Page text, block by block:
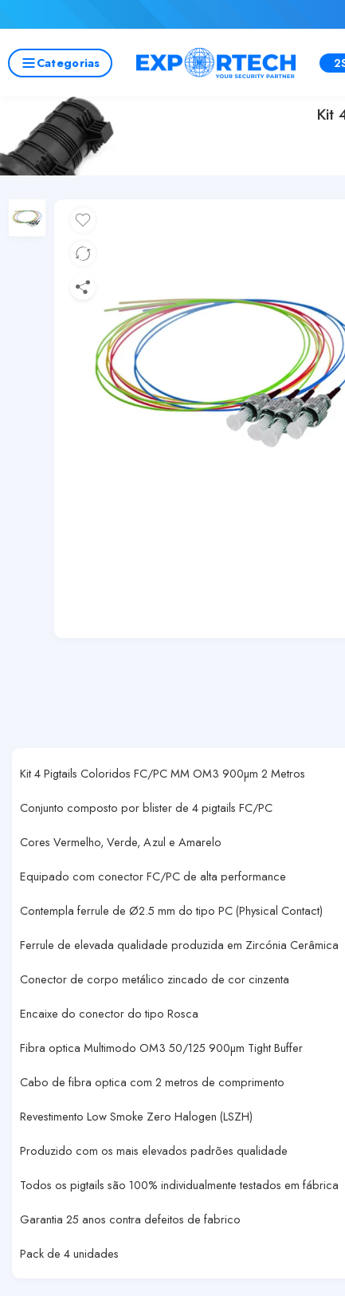
Categorias
Kit
Kit 4 Pigtails Coloridos FC/PC MM OM3 900µm 2 Metros
Conjunto composto por blister de 4 pigtails FC/PC
Cores Vermelho, Verde, Azul e Amarelo
Equipado com conector FC/PC de alta performance
Contempla ferrule de Ø2.5 mm do tipo PC (Physical Contact)
Ferrule de elevada qualidade produzida em Zircónia Cerâmica
Conector de corpo metálico zincado de cor cinzenta
Encaixe do conector do tipo Rosca
Fibra optica Multimodo OM3 50/125 900µm Tight Buffer
Cabo de fibra optica com 2 metros de comprimento
Revestimento Low Smoke Zero Halogen (LSZH)
Produzido com os mais elevados padrões qualidade
Todos os pigtails são 100% individualmente testados em fábrica
Garantia 25 anos contra defeitos de fabrico
Pack de 4 unidades